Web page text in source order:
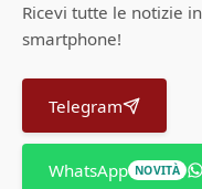
Ricevi tutte le notizie
smartphone!
Telegram
WhatsApp NOVITÀ